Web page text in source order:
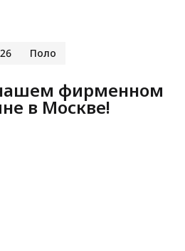
Поло
фирменном
в Москве!